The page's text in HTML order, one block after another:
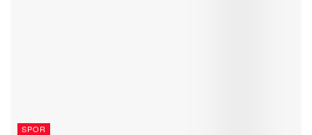
SPOR